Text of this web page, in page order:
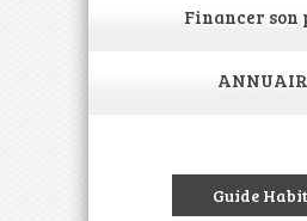
Financer son
Guide